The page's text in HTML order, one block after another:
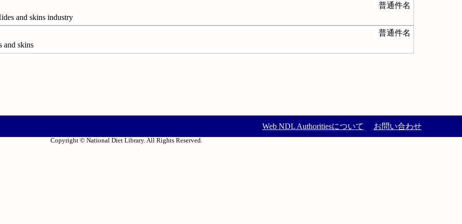
普通件名
and skins industry
普通件名
and skins
Web NDL Authoritiesについて お問い合わせ
Copyright © National Diet Library. All Rights Reserved.